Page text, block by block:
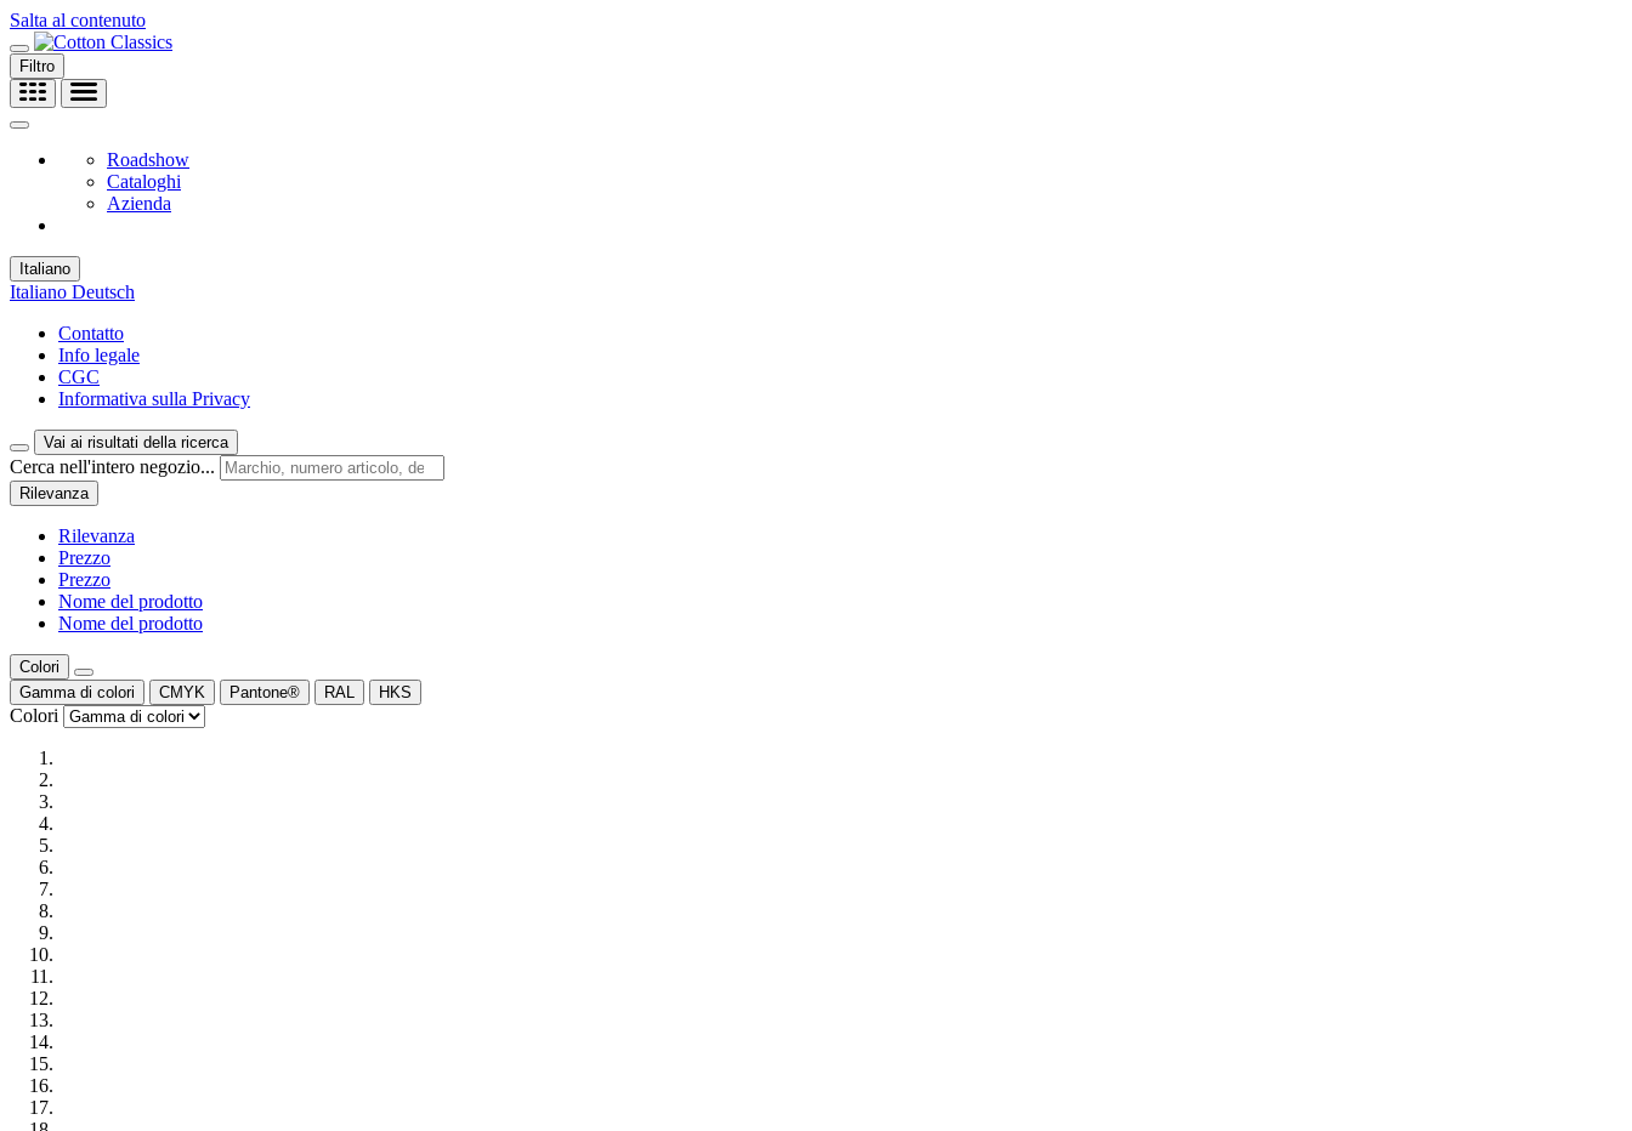
Salta al contenuto
Filtro
Roadshow
Cataloghi
Azienda
Italiano
Italiano Deutsch
Contatto
Info legale
CGC
Informativa sulla Privacy
Vai ai risultati della ricerca
Cerca nell'intero negozio...
Rilevanza
Rilevanza
Prezzo
Prezzo
Nome del prodotto
Nome del prodotto
Colori
Gamma di colori
CMYK Pantone® RAL HKS
Colori